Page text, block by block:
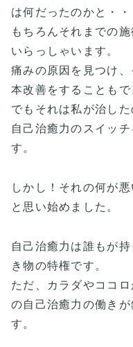
は何だったのかと・・
もちろんそれまでの
いらっしゃいます。
痛みの原因を見つけ
本改善をすることもで
でもそれは私が治し
自己治癒力のスイッ
す。
しかし！それの何が悪
と思い始めました。
自己治癒力は誰もが
き物の特権です。
ただ、カラダやココ
の自己治癒力の働き
す。